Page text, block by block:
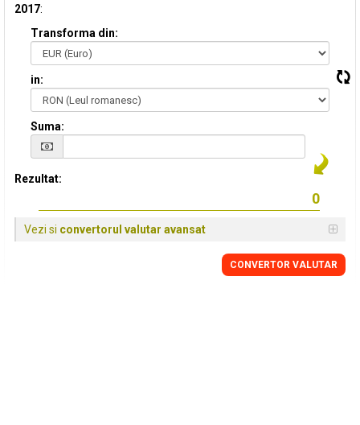
2017:
Transforma din:
in:
Suma:
Rezultat:
Vezi si convertorul valutar avansat
CONVERTOR VALUTAR